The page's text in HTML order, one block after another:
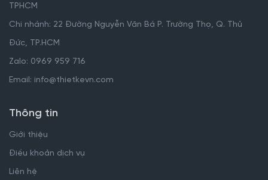
TPHCM
Chi nhánh: 22 Đường Nguyễn Văn Bá P. Trường Thọ, Q. Thủ
Đức, TP.HCM
Zalo: 0969 959 716
Email: info@thietkevn.com
Thông tin
Giới thiệu
Điều khoản dịch vụ
Liên hệ